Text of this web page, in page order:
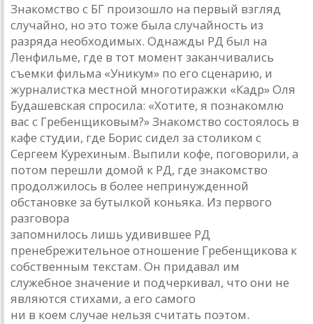
Знакомство с БГ произошло на первый взгляд
случайно, но это тоже была случайность из
разряда необходимых. Однажды РД был на
Ленфильме, где в тот момент заканчивались
съемки фильма «Уникум» по его сценарию, и
журналистка местной многотиражки «Кадр» Оля
Будашевская спросила: «Хотите, я познакомлю
вас с Гребенщиковым?» Знакомство состоялось в
кафе студии, где Борис сидел за столиком с
Сергеем Курехиным. Выпили кофе, поговорили, а
потом перешли домой к РД, где знакомство
продолжилось в более непринужденной
обстановке за бутылкой коньяка. Из первого
разговора
запомнилось лишь удивившее РД
пренебрежительное отношение Гребенщикова к
собственным текстам. Он придавал им
служебное значение и подчеркивал, что они не
являются стихами, а его самого
ни в коем случае нельзя считать поэтом.